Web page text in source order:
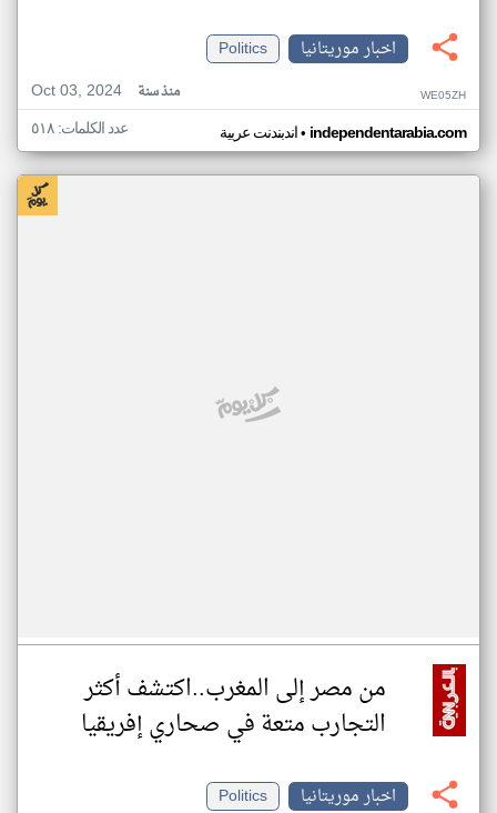
اخبار موريتانيا
Politics
Oct 03, 2024
منذ سنة WE05ZH
اندبندنت عربية• independentarabia.com عدد الكلمات: ٥١٨
من مصر إلى المغرب..اكتشف أكثر
التجارب متعة في صحاري إفريقيا
اخبار موريتانيا
Politics